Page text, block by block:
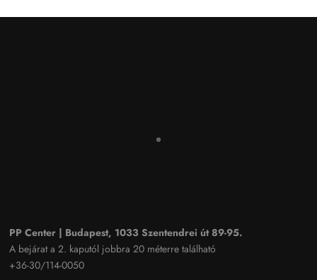
PP Center | Budapest, 1033 Szentendrei út 89-95.
A bejárat a 2. kaputól jobbra 20 méterre található
+36-30/114-0050